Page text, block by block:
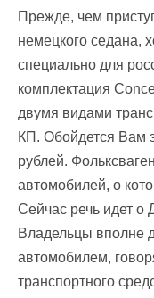
Прежде, чем
немецкого седана,
специально для
комплектация
двумя видами
КП. Обойдется Вам
рублей.
автомобилей, о
Сейчас речь идет о
Владельцы вполне
автомобилем,
транспортного